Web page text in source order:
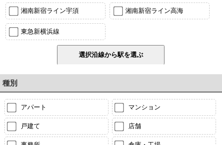
湘南新宿ライン宇須 湘南新宿ライン高海
東急新横浜線
種別
アパート マンション
戸建て 店舗